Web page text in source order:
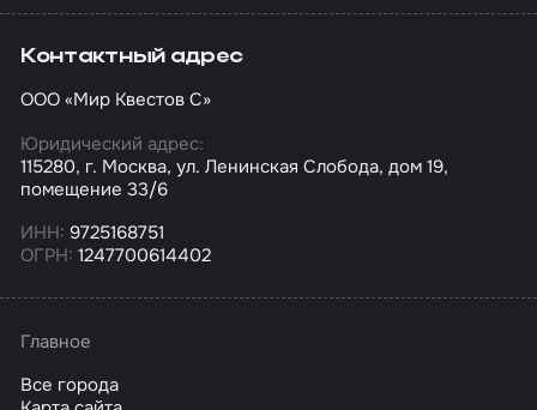
Контактный адрес
ООО «Мир Квестов С»
Юридический адрес:
115280, г. Москва, ул. Ленинская Слобода, дом 19,
помещение 33/6
ИНН: 9725168751
ОГРН: 1247700614402
Главное
Все города